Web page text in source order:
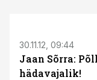
30.11.12, 09:44
Jaan Sõrra:
hädavajalik!